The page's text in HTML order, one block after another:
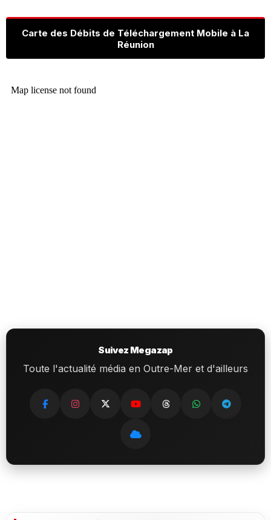
Carte des Débits de Téléchargement Mobile à La
Réunion
Suivez Megazap
Toute l'actualité média en Outre-Mer et d'ailleurs